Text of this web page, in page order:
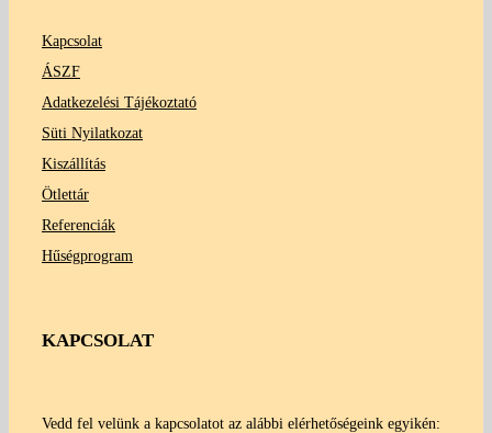
Kapcsolat
ÁSZF
Adatkezelési Tájékoztató
Süti Nyilatkozat
Kiszállítás
Ötlettár
Referenciák
Hűségprogram
KAPCSOLAT
Vedd fel velünk a kapcsolatot az alábbi elérhetőségeink egyikén: